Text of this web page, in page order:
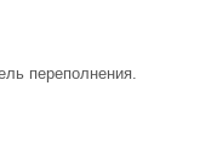
переполнения.